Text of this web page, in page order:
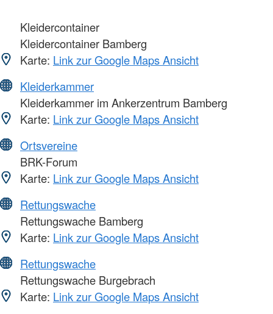
Kleidercontainer
Kleidercontainer Bamberg
Karte: Link zur Google Maps Ansicht
Kleiderkammer
Kleiderkammer im Ankerzentrum Bamberg
Karte: Link zur Google Maps Ansicht
Ortsvereine
BRK-Forum
Karte: Link zur Google Maps Ansicht
Rettungswache
Rettungswache Bamberg
Karte: Link zur Google Maps Ansicht
Rettungswache
Rettungswache Burgebrach
Karte: Link zur Google Maps Ansicht